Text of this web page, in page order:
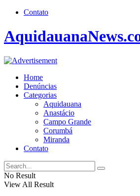
Contato
Home
Denúncias
Categorias
Aquidauana
Anastácio
Campo Grande
Corumbá
Miranda
Contato
No Result
View All Result